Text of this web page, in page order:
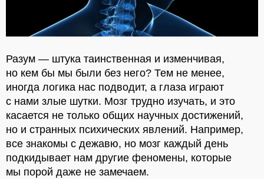
Разум — штука таинственная и изменчивая,
но кем бы мы были без него? Тем не менее,
иногда логика нас подводит, а глаза играют
с нами злые шутки. Мозг трудно изучать, и это
касается не только общих научных достижений,
но и странных психических явлений. Например,
все знакомы с дежавю, но мозг каждый день
подкидывает нам другие феномены, которые
мы порой даже не замечаем.